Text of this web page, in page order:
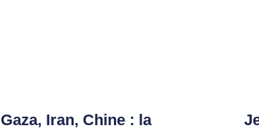
Gaza, Iran, Chine : la